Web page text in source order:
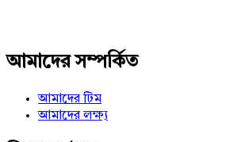
আমাদের সম্পর্কিত
আমাদের টিম
আমাদের লক্ষ্য